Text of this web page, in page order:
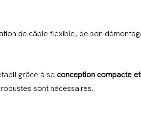
de câble flexible, de son
grâce à sa conception compacte
sont nécessaires.